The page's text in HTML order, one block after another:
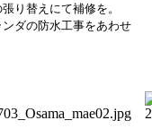
り替えにて補修を。
ダの防水工事をあわせ